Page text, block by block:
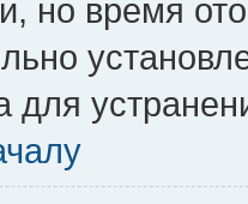
но время
для